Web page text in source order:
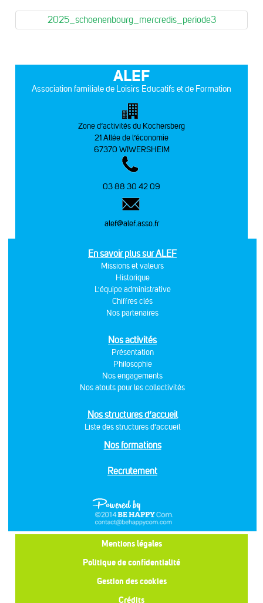
2025_schoenenbourg_mercredis_periode3
ALEF
Association familiale de Loisirs Educatifs et de Formation
Zone d’activités du Kochersberg
21 Allée de l’économie
67370 WIWERSHEIM
03 88 30 42 09
alef@alef.asso.fr
En savoir plus sur ALEF
Missions et valeurs
Historique
L'équipe administrative
Chiffres clés
Nos partenaires
Nos activités
Présentation
Philosophie
Nos engagements
Nos atouts pour les collectivités
Nos structures d’accueil
Liste des structures d’accueil
Nos formations
Recrutement
Mentions légales
Politique de confidentialité
Gestion des cookies
Crédits